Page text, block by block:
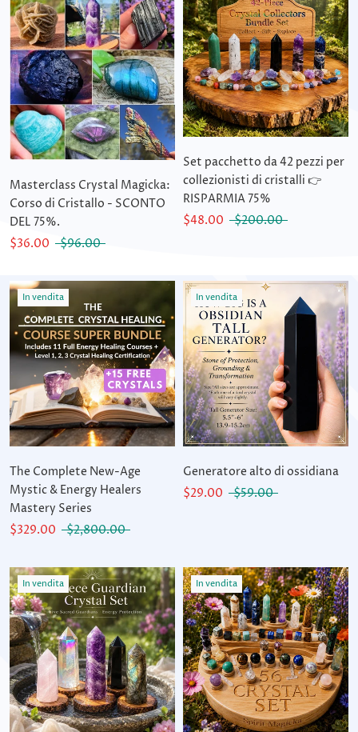
Masterclass Crystal Magicka:
Corso di Cristallo - SCONTO
DEL 75%.
$36.00
$96.00
Set pacchetto da 42 pezzi per
collezionisti di cristalli 👉
RISPARMIA 75%
$48.00
$200.00
In vendita
The Complete New-Age
Mystic & Energy Healers
Mastery Series
$329.00
$2,800.00
In vendita
Generatore alto di ossidiana
$29.00
$59.00
In vendita In vendita